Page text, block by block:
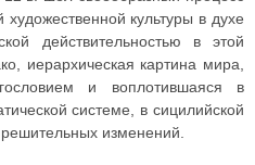
культуры в духе
действительностью в этой
иерархическая картина мира,
и воплотившаяся в
системе, в сицилийской
изменений.